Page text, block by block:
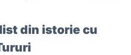
din istorie cu